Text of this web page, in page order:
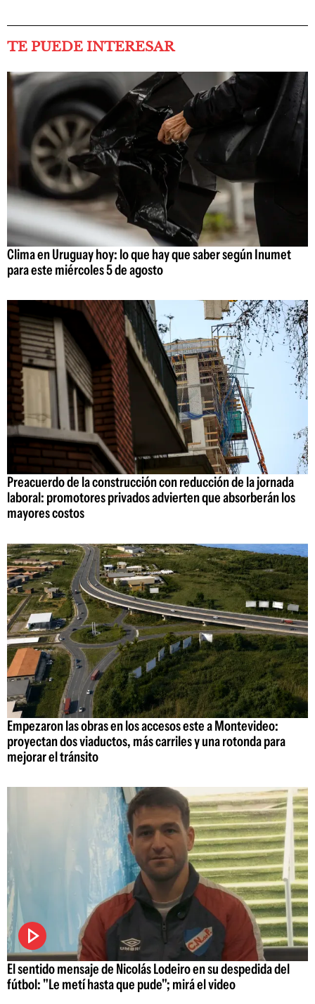
TE PUEDE INTERESAR
Clima en Uruguay hoy: lo que hay que saber según Inumet
para este miércoles 5 de agosto
Preacuerdo de la construcción con reducción de la jornada
laboral: promotores privados advierten que absorberán los
mayores costos
Empezaron las obras en los accesos este a Montevideo:
proyectan dos viaductos, más carriles y una rotonda para
mejorar el tránsito
El sentido mensaje de Nicolás Lodeiro en su despedida del
fútbol: "Le metí hasta que pude"; mirá el video